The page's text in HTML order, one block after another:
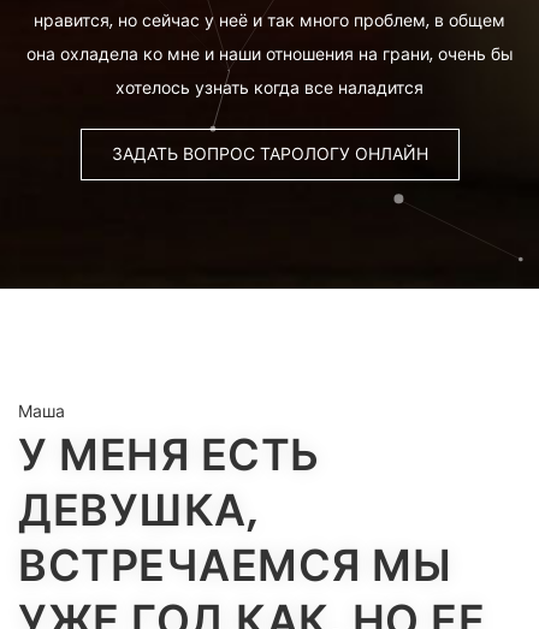
нравится, но сейчас у неё и так много проблем, в общем
она охладела ко мне и наши отношения на грани, очень бы
хотелось узнать когда все наладится
ЗАДАТЬ ВОПРОС ТАРОЛОГУ ОНЛАЙН
Маша
У МЕНЯ ЕСТЬ
ДЕВУШКА,
ВСТРЕЧАЕМСЯ МЫ